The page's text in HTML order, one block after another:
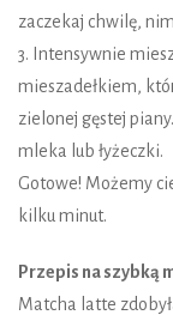
zaczekaj chwilę,
3. Intensywnie
mieszadełkiem,
zielonej gęstej
mleka lub łyżeczki.
Gotowe! Możemy
kilku minut.
Przepis na szybką
Matcha latte